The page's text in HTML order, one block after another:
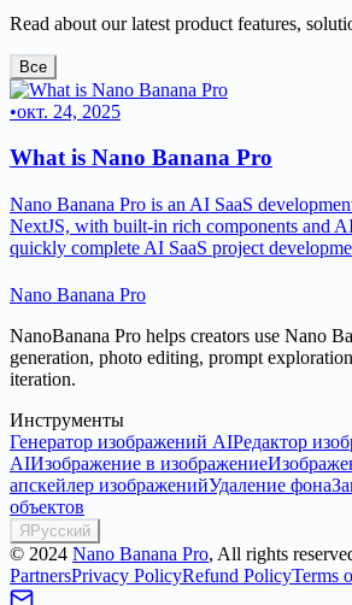
Read about our latest product features,
Все
•окт. 24, 2025
What is Nano Banana Pro
Nano Banana Pro is an AI SaaS
NextJS, with built-in rich components and
quickly complete AI SaaS project
Nano Banana Pro
NanoBanana Pro helps creators use Nano
generation, photo editing, prompt
iteration.
Инструменты
Генератор изображений AIРедактор
AIИзображение в изображение
апскейлер изображенийУдаление фона
объектов
Я Русский
© 2024 Nano Banana Pro, All rights
PartnersPrivacy PolicyRefund PolicyTerms